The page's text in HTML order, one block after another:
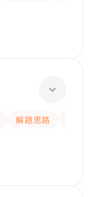
解題思路